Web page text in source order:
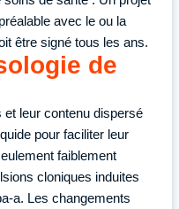
avec le ou la
être signé tous les ans.
de
leur contenu dispersé
pour faciliter leur
faiblement
cloniques induites
a. Les changements